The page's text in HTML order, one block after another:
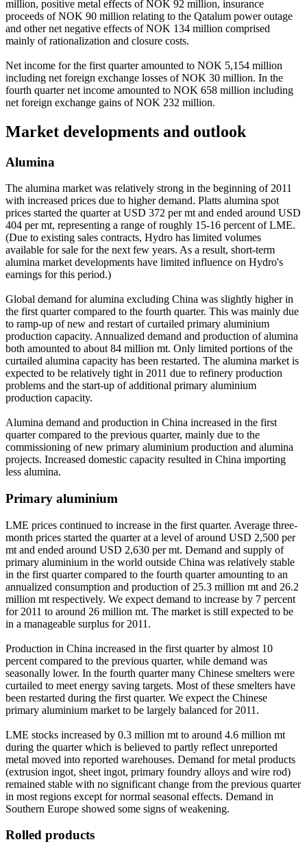
million, positive metal effects of NOK 92 million, insurance
proceeds of NOK 90 million relating to the Qatalum power outage
and other net negative effects of NOK 134 million comprised
mainly of rationalization and closure costs.
Net income for the first quarter amounted to NOK 5,154 million
including net foreign exchange losses of NOK 30 million. In the
fourth quarter net income amounted to NOK 658 million including
net foreign exchange gains of NOK 232 million.
Market developments and outlook
Alumina
The alumina market was relatively strong in the beginning of 2011
with increased prices due to higher demand. Platts alumina spot
prices started the quarter at USD 372 per mt and ended around USD
404 per mt, representing a range of roughly 15-16 percent of LME.
(Due to existing sales contracts, Hydro has limited volumes
available for sale for the next few years. As a result, short-term
alumina market developments have limited influence on Hydro's
earnings for this period.)
Global demand for alumina excluding China was slightly higher in
the first quarter compared to the fourth quarter. This was mainly due
to ramp-up of new and restart of curtailed primary aluminium
production capacity. Annualized demand and production of alumina
both amounted to about 84 million mt. Only limited portions of the
curtailed alumina capacity has been restarted. The alumina market is
expected to be relatively tight in 2011 due to refinery production
problems and the start-up of additional primary aluminium
production capacity.
Alumina demand and production in China increased in the first
quarter compared to the previous quarter, mainly due to the
commissioning of new primary aluminium production and alumina
projects. Increased domestic capacity resulted in China importing
less alumina.
Primary aluminium
LME prices continued to increase in the first quarter. Average three-
month prices started the quarter at a level of around USD 2,500 per
mt and ended around USD 2,630 per mt. Demand and supply of
primary aluminium in the world outside China was relatively stable
in the first quarter compared to the fourth quarter amounting to an
annualized consumption and production of 25.3 million mt and 26.2
million mt respectively. We expect demand to increase by 7 percent
for 2011 to around 26 million mt. The market is still expected to be
in a manageable surplus for 2011.
Production in China increased in the first quarter by almost 10
percent compared to the previous quarter, while demand was
seasonally lower. In the fourth quarter many Chinese smelters were
curtailed to meet energy saving targets. Most of these smelters have
been restarted during the first quarter. We expect the Chinese
primary aluminium market to be largely balanced for 2011.
LME stocks increased by 0.3 million mt to around 4.6 million mt
during the quarter which is believed to partly reflect unreported
metal moved into reported warehouses. Demand for metal products
(extrusion ingot, sheet ingot, primary foundry alloys and wire rod)
remained stable with no significant change from the previous quarter
in most regions except for normal seasonal effects. Demand in
Southern Europe showed some signs of weakening.
Rolled products